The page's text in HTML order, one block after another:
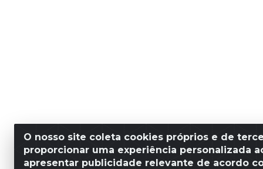
O nosso site coleta cookies próprios e de
proporcionar uma experiência personalizada
apresentar publicidade relevante de acordo